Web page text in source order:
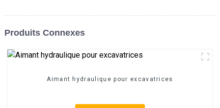
Produits Connexes
Aimant hydraulique pour excavatrices